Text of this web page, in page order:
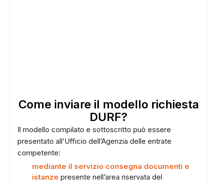
Come inviare il modello richiesta
DURF?
Il modello compilato e sottoscritto può essere
presentato all’Ufficio dell’Agenzia delle entrate
competente:
mediante il servizio consegna documenti e
istanze presente nell’area riservata del